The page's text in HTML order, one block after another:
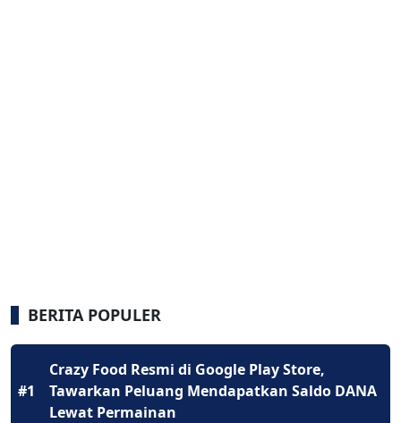
BERITA POPULER
#1
Crazy Food Resmi di Google Play Store,
Tawarkan Peluang Mendapatkan Saldo DANA
Lewat Permainan